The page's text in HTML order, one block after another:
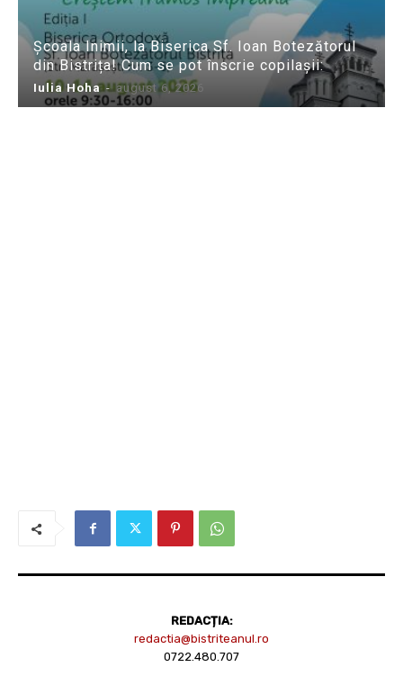
Școala Inimii, la Biserica Sf. Ioan Botezătorul
din Bistrița! Cum se pot înscrie copilașii:
Iulia Hoha - august 6, 2026
REDACȚIA:
redactia@bistriteanul.ro
0722.480.707